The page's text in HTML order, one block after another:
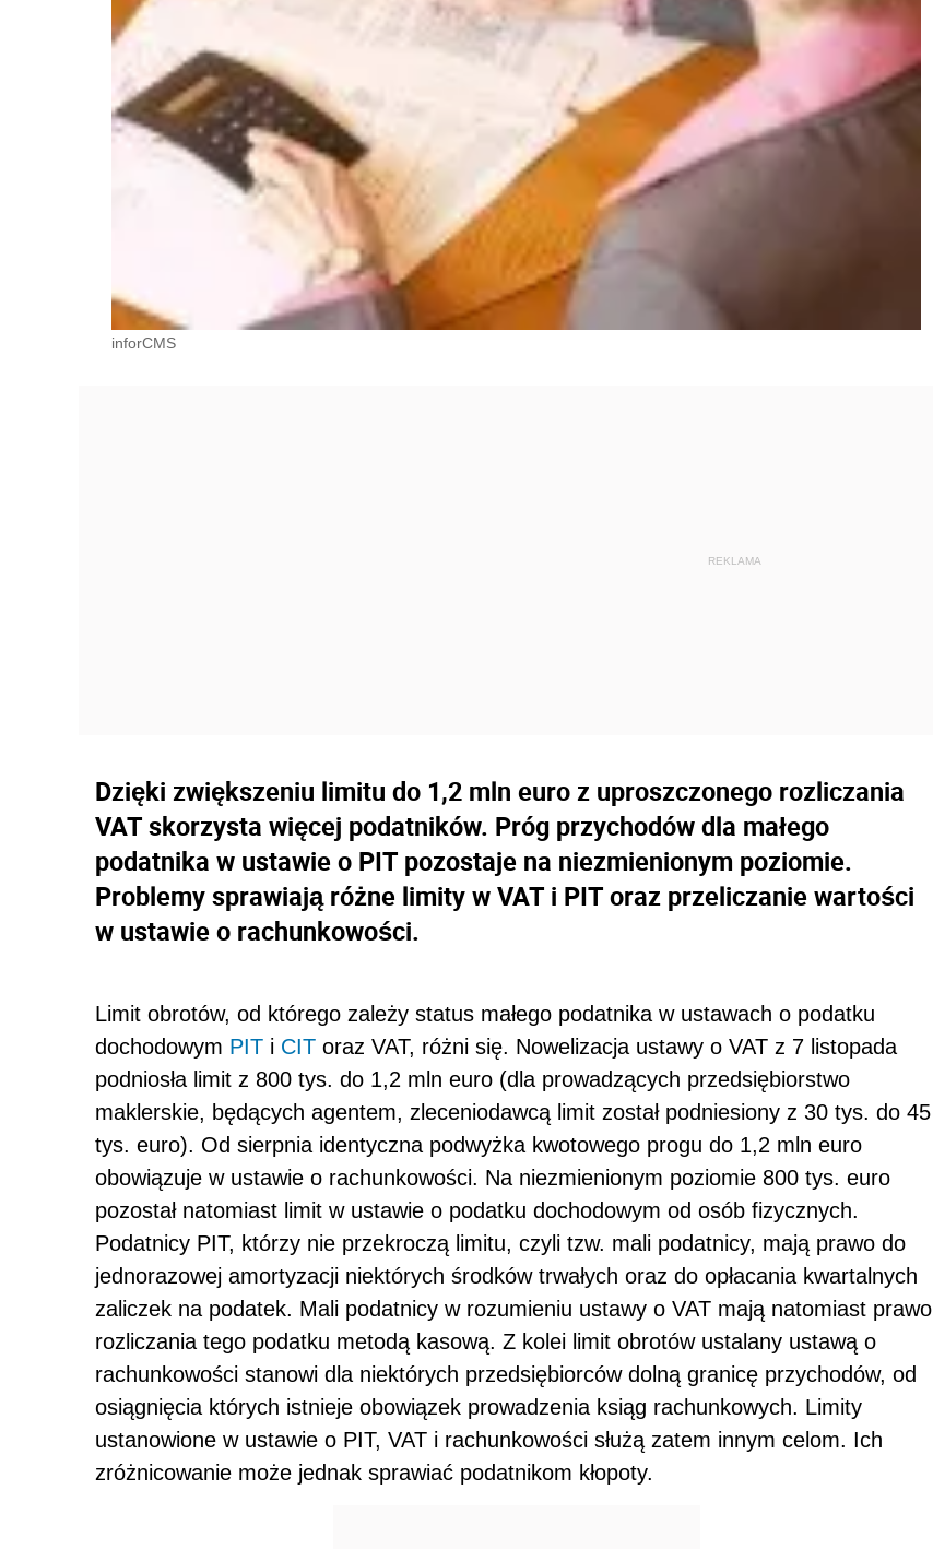
inforCMS
Dzięki zwiększeniu limitu do 1,2 mln euro z uproszczonego rozliczania
VAT skorzysta więcej podatników. Próg przychodów dla małego
podatnika w ustawie o PIT pozostaje na niezmienionym poziomie.
Problemy sprawiają różne limity w VAT i PIT oraz przeliczanie wartości
w ustawie o rachunkowości.
Limit obrotów, od którego zależy status małego podatnika w ustawach o podatku
dochodowym PIT i CIT oraz VAT, różni się. Nowelizacja ustawy o VAT z 7 listopada
podniosła limit z 800 tys. do 1,2 mln euro (dla prowadzących przedsiębiorstwo
maklerskie, będących agentem, zleceniodawcą limit został podniesiony z 30 tys. do 45
tys. euro). Od sierpnia identyczna podwyżka kwotowego progu do 1,2 mln euro
obowiązuje w ustawie o rachunkowości. Na niezmienionym poziomie 800 tys. euro
pozostał natomiast limit w ustawie o podatku dochodowym od osób fizycznych.
Podatnicy PIT, którzy nie przekroczą limitu, czyli tzw. mali podatnicy, mają prawo do
jednorazowej amortyzacji niektórych środków trwałych oraz do opłacania kwartalnych
zaliczek na podatek. Mali podatnicy w rozumieniu ustawy o VAT mają natomiast prawo
rozliczania tego podatku metodą kasową. Z kolei limit obrotów ustalany ustawą o
rachunkowości stanowi dla niektórych przedsiębiorców dolną granicę przychodów, od
osiągnięcia których istnieje obowiązek prowadzenia ksiąg rachunkowych. Limity
ustanowione w ustawie o PIT, VAT i rachunkowości służą zatem innym celom. Ich
zróżnicowanie może jednak sprawiać podatnikom kłopoty.